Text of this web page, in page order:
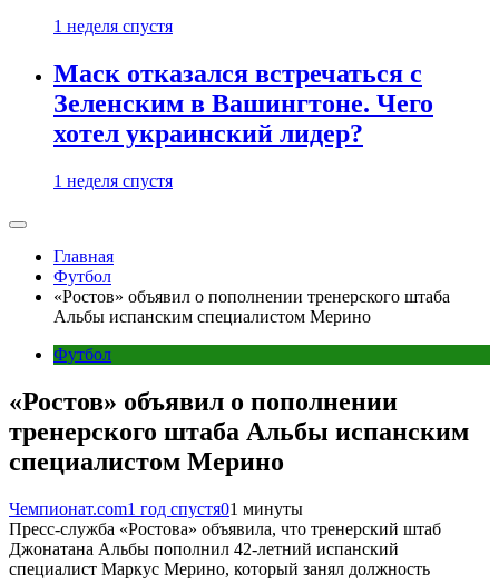
1 неделя спустя
Маск отказался встречаться с
Зеленским в Вашингтоне. Чего
хотел украинский лидер?
1 неделя спустя
Главная
Футбол
«Ростов» объявил о пополнении тренерского штаба
Альбы испанским специалистом Мерино
Футбол
«Ростов» объявил о пополнении
тренерского штаба Альбы испанским
специалистом Мерино
Чемпионат.com1 год спустя01 минуты
Пресс-служба «Ростова» объявила, что тренерский штаб
Джонатана Альбы пополнил 42-летний испанский
специалист Маркус Мерино, который занял должность